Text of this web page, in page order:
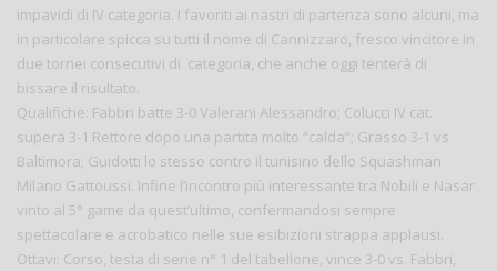
impavidi di IV categoria. I favoriti ai nastri di partenza sono alcuni, ma
in particolare spicca su tutti il nome di Cannizzaro, fresco vincitore in
due tornei consecutivi di categoria, che anche oggi tenterà di
bissare il risultato.
Qualifiche: Fabbri batte 3-0 Valerani Alessandro; Colucci IV cat.
supera 3-1 Rettore dopo una partita molto “calda”; Grasso 3-1 vs
Baltimora; Guidotti lo stesso contro il tunisino dello Squashman
Milano Gattoussi. Infine l’incontro più interessante tra Nobili e Nasar
vinto al 5° game da quest’ultimo, confermandosi sempre
spettacolare e acrobatico nelle sue esibizioni strappa applausi.
Ottavi: Corso, testa di serie n° 1 del tabellone, vince 3-0 vs. Fabbri,